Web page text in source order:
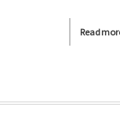
Read